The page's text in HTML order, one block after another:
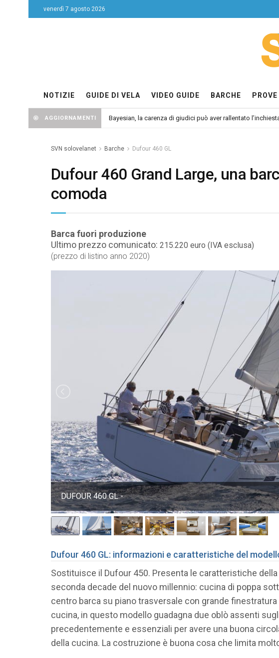
venerdì 7 agosto 2026
NOTIZIE GUIDE DI VELA VIDEO GUIDE BARCHE PROVE
AGGIORNAMENTI Bayesian, la carenza di giudici può aver rallentato
SVN solovelanet Barche Dufour 460 GL
Dufour 460 Grand Large, una
comoda
Barca fuori produzione
Ultimo prezzo comunicato: 215.220 euro (IVA esclusa)
(prezzo di listino anno 2020)
DUFOUR 460 GL -
Dufour 460 GL: informazioni e caratteristiche del
Sostituisce il Dufour 450. Presenta le caratteristiche
seconda decade del nuovo millennio: cucina di poppa
centro barca su piano trasversale con grande
cucina, in questo modello guadagna due oblò assenti
precedentemente e essenziali per avere una buona
della cucina. La costruzione è buona cosa che limita